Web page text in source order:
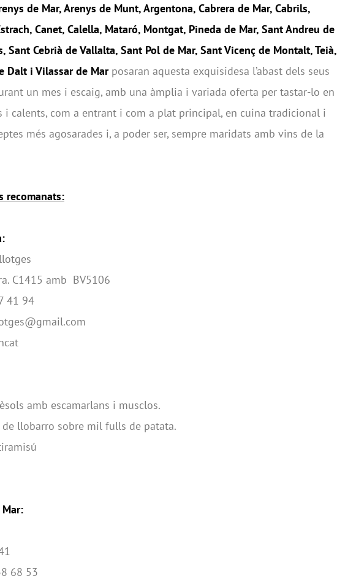
de Mar, Arenys de Munt, Argentona, Cabrera de Mar, Cabrils,
Canet, Calella, Mataró, Montgat, Pineda de Mar, Sant Andreu de
Sant Cebrià de Vallalta, Sant Pol de Mar, Sant Vicenç de Montalt, Teià,
Dalt i Vilassar de Marposaran aquesta exquisidesa l’abast dels seus
un mes i escaig, amb una àmplia i variada oferta per tastar-lo en
i calents, com a entrant i com a plat principal, en cuina tradicional i
més agosarades i, a poder ser, sempre maridats amb vins de la
recomanats:
C1415 amb BV5106
41 94
amb escamarlans i musclos.
de llobarro sobre mil fulls de patata.
68 53